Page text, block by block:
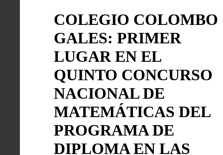
COLEGIO COLOMBO
GALES: PRIMER
LUGAR EN EL
QUINTO CONCURSO
NACIONAL DE
MATEMÁTICAS DEL
PROGRAMA DE
DIPLOMA EN LAS